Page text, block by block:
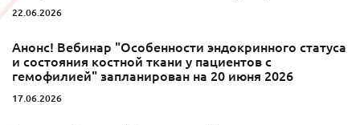
22.06.2026
Анонс! Вебинар "Особенности эндокринного статуса
и состояния костной ткани у пациентов с
гемофилией" запланирован на 20 июня 2026
17.06.2026